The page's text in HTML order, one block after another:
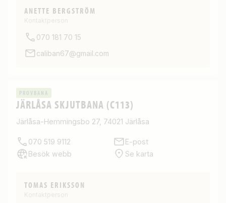
ANETTE BERGSTRÖM
Kontaktperson
070 181 70 15
caliban67@gmail.com
PROVBANA
JÄRLÅSA SKJUTBANA (C113)
Järlåsa-Hemmingsbo 27, 74021 Järlåsa
070 519 9112
E-post
Besök webb
Se karta
TOMAS ERIKSSON
Kontaktperson